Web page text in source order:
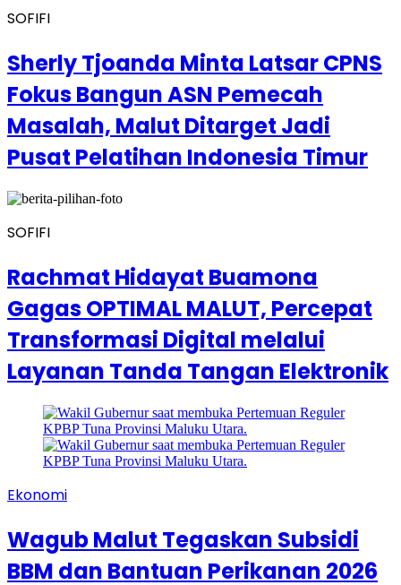
SOFIFI
Sherly Tjoanda Minta Latsar CPNS
Fokus Bangun ASN Pemecah
Masalah, Malut Ditarget Jadi
Pusat Pelatihan Indonesia Timur
SOFIFI
Rachmat Hidayat Buamona
Gagas OPTIMAL MALUT, Percepat
Transformasi Digital melalui
Layanan Tanda Tangan Elektronik
Ekonomi
Wagub Malut Tegaskan Subsidi
BBM dan Bantuan Perikanan 2026